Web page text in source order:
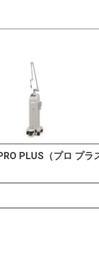
PLUS（プロ プラ